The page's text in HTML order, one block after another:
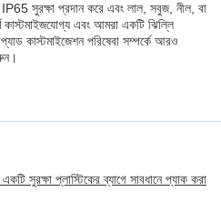
সুরক্ষা প্রদান করে এবং লাল, সবুজ, নীল, বা
এবং আমরা একটি ঝিল্লি
কাস্টমাইজেশন পরিষেবা সম্পর্কে আরও
প্লাস্টিকের ব্যাগে সাবধানে প্যাক করা